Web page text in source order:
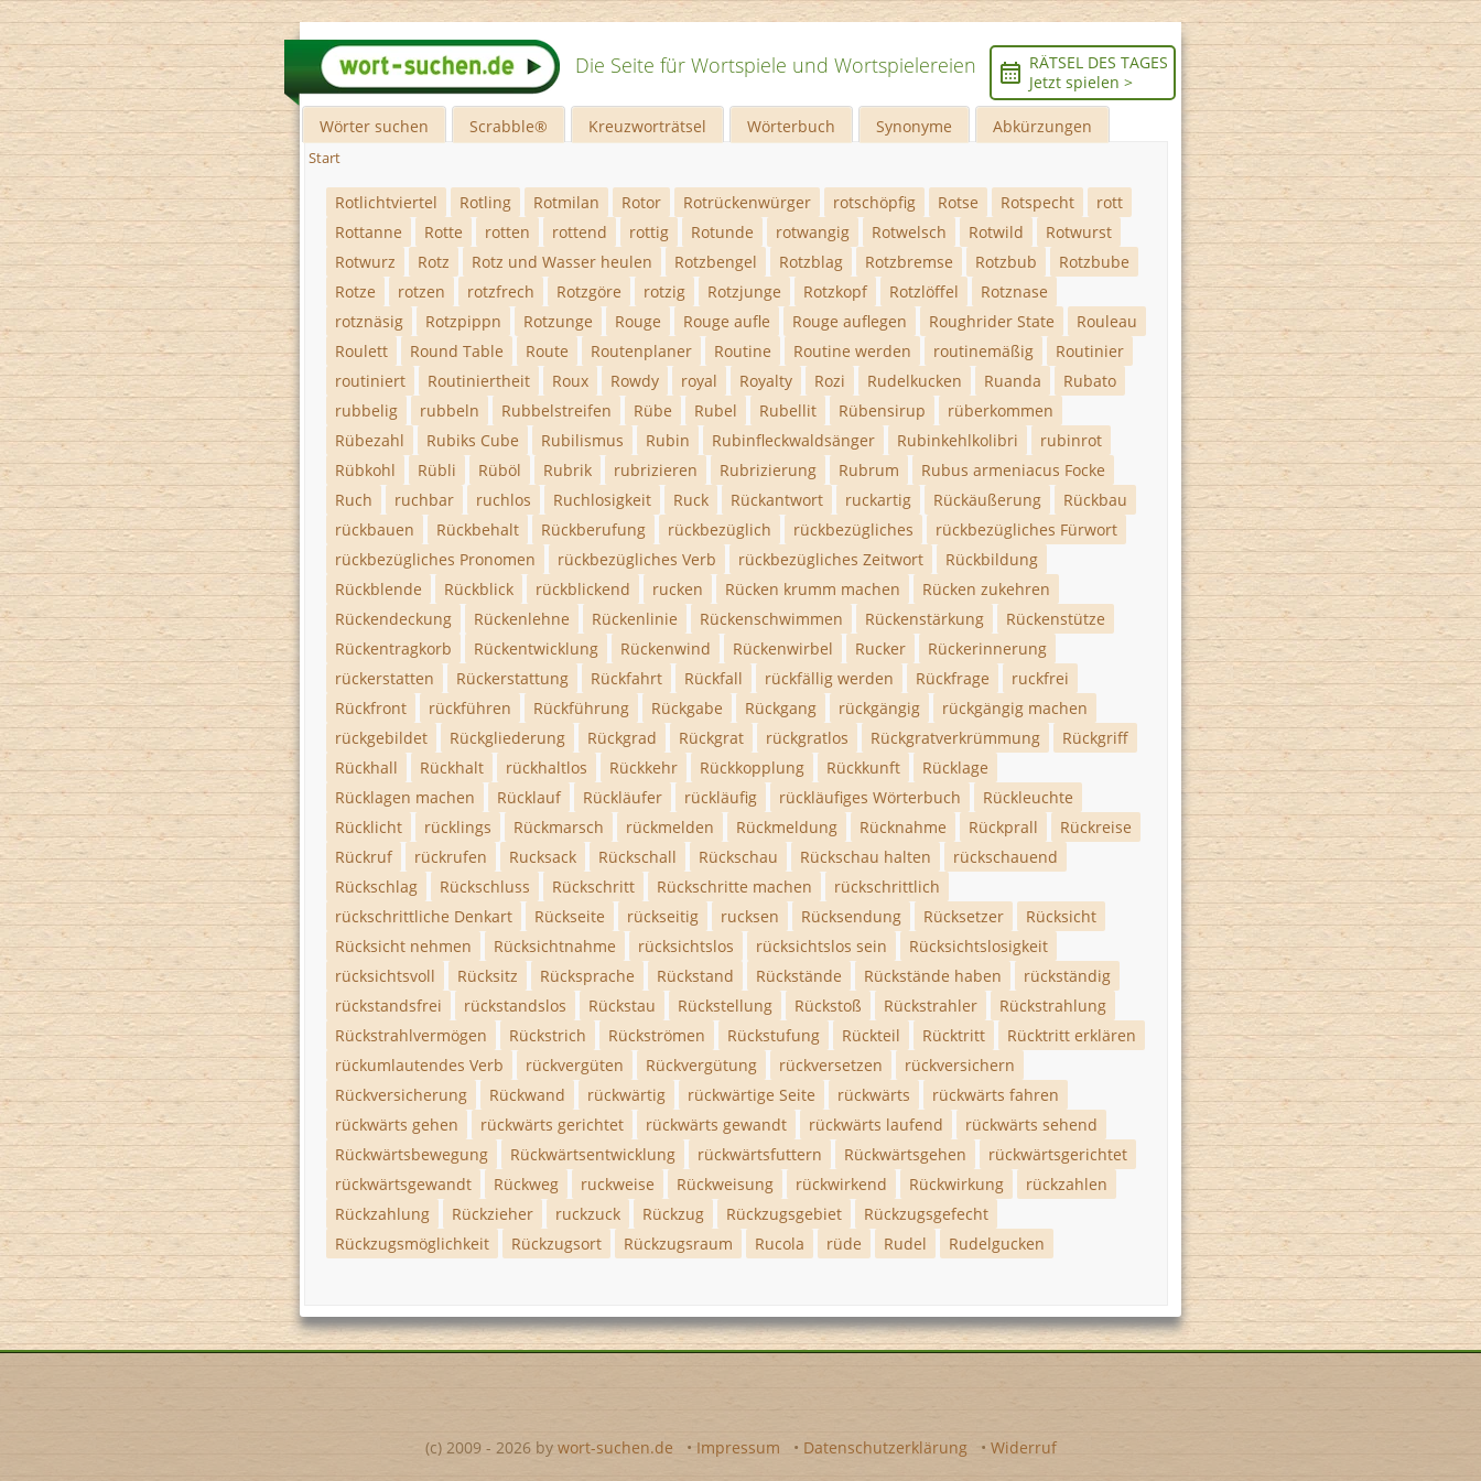
Die Seite für Wortspiele und Wortspielereien
RÄTSEL DES TAGES
Jetzt spielen >
Wörter suchen Scrabble® Kreuzworträtsel Wörterbuch Synonyme Abkürzungen
Start
Rotlichtviertel Rotling Rotmilan Rotor Rotrückenwürger rotschöpfig Rotse Rotspecht
rott
Rottanne
Rotte rotten rottend rottig Rotunde rotwangig Rotwelsch Rotwild
Rotwurst
Rotwurz
Rotz Rotz und Wasser heulen Rotzbengel Rotzblag Rotzbremse Rotzbub
Rotzbube
Rotze
rotzen rotzfrech Rotzgöre rotzig Rotzjunge Rotzkopf Rotzlöffel
Rotznase
rotznäsig
Rotzpippn Rotzunge Rouge Rouge aufle Rouge auflegen Roughrider State
Rouleau
Roulett
Round Table Route Routenplaner Routine Routine werden routinemäßig
Routinier
routiniert
Routiniertheit Roux Rowdy royal Royalty Rozi Ru­del­ku­cken Ruanda
Rubato
rubbelig
rubbeln Rubbelstreifen Rübe Rubel Rubellit Rübensirup
rüberkommen
Rübezahl
Rubiks Cube Rubilismus Rubin Rubinfleckwaldsänger Rubinkehlkolibri
rubinrot
Rübkohl
Rübli Rüböl Rubrik rubrizieren Rubrizierung Rubrum
Rubus armeniacus Focke
Ruch
ruchbar ruchlos Ruchlosigkeit Ruck Rückantwort ruckartig Rückäußerung
Rückbau
rückbauen
Rückbehalt Rückberufung rückbezüglich rückbezügliches
rückbezügliches Fürwort
rückbezügliches Pronomen
rückbezügliches Verb rückbezügliches Zeitwort
Rückbildung
Rückblende
Rückblick rückblickend rucken Rücken krumm machen
Rücken zukehren
Rückendeckung
Rückenlehne Rückenlinie Rückenschwimmen Rückenstärkung
Rückenstütze
Rückentragkorb
Rückentwicklung Rückenwind Rückenwirbel Rucker
Rückerinnerung
rückerstatten
Rückerstattung Rückfahrt Rückfall rückfällig werden Rückfrage
ruckfrei
Rückfront
rückführen Rückführung Rückgabe Rückgang rückgängig
rückgängig machen
rückgebildet
Rückgliederung Rückgrad Rückgrat rückgratlos Rückgratverkrümmung
Rückgriff
Rückhall
Rückhalt rückhaltlos Rückkehr Rückkopplung Rückkunft
Rücklage
Rücklagen machen
Rücklauf Rückläufer rückläufig rückläufiges Wörterbuch
Rückleuchte
Rücklicht
rücklings Rückmarsch rückmelden Rückmeldung Rücknahme Rückprall
Rückreise
Rückruf
rückrufen Rucksack Rückschall Rückschau Rückschau halten
rückschauend
Rückschlag
Rückschluss Rückschritt Rückschritte machen
rückschrittlich
rückschrittliche Denkart
Rückseite rückseitig rucksen Rücksendung Rücksetzer
Rücksicht
Rücksicht nehmen
Rücksichtnahme rücksichtslos rücksichtslos sein
Rücksichtslosigkeit
rücksichtsvoll
Rücksitz Rücksprache Rückstand Rückstände Rückstände haben
rückständig
rückstandsfrei
rückstandslos Rückstau Rückstellung Rückstoß Rückstrahler
Rückstrahlung
Rückstrahlvermögen
Rückstrich Rückströmen Rückstufung Rückteil Rücktritt
Rücktritt erklären
rückumlautendes Verb
rückvergüten Rückvergütung rückversetzen
rückversichern
Rückversicherung
Rückwand rückwärtig rückwärtige Seite rückwärts
rückwärts fahren
rückwärts gehen
rückwärts gerichtet rückwärts gewandt rückwärts laufend
rückwärts sehend
Rückwärtsbewegung
Rückwärtsentwicklung rückwärtsfuttern Rückwärtsgehen
rückwärtsgerichtet
rückwärtsgewandt
Rückweg ruckweise Rückweisung rückwirkend Rückwirkung
rückzahlen
Rückzahlung
Rückzieher ruckzuck Rückzug Rückzugsgebiet
Rückzugsgefecht
Rückzugsmöglichkeit
Rückzugsort Rückzugsraum Rucola rüde Rudel Rudelgucken
(c) 2009 - 2026 by wort-suchen.de • Impressum • Datenschutzerklärung • Widerruf